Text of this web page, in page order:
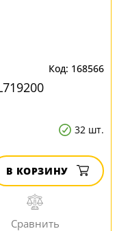
168566
32 шт.
В КОРЗИНУ